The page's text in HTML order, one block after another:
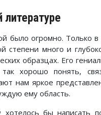
было огромно. Только
степени много и
образцах. Его
хорошо понять,
нам яркое
ему область.
бы написать